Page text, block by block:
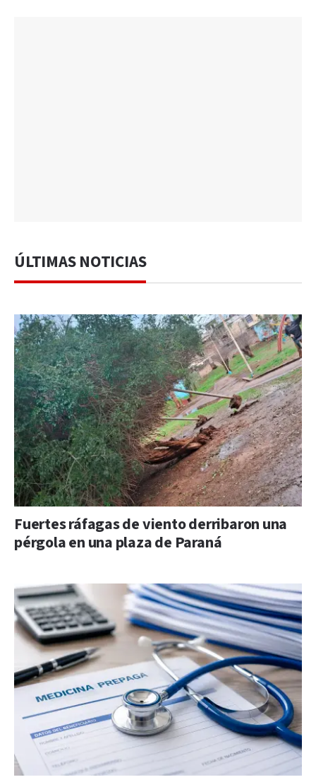
ÚLTIMAS NOTICIAS
Fuertes ráfagas de viento derribaron una
pérgola en una plaza de Paraná